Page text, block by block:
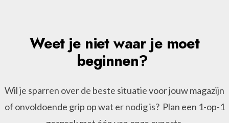
Weet je niet waar je moet
beginnen?
Wil je sparren over de beste situatie voor jouw magazijn
of onvoldoende grip op wat er nodig is? Plan een 1-op-1